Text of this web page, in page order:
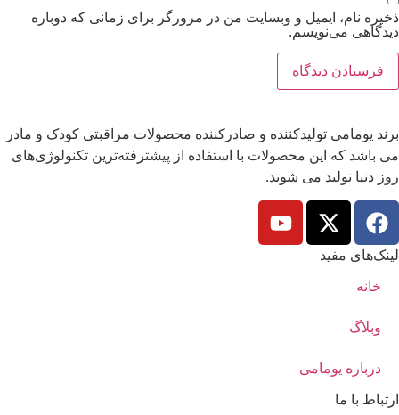
ذخیره نام، ایمیل و وبسایت من در مرورگر برای زمانی که دوباره
دیدگاهی می‌نویسم.
برند یومامی تولیدکننده و صادرکننده محصولات مراقبتی کودک و مادر
می باشد که این محصولات با استفاده از پیشترفته‌ترین تکنولوژی‌های
روز دنیا تولید می شوند.
لینک‌های مفید
خانه
وبلاگ
درباره یومامی
ارتباط با ما